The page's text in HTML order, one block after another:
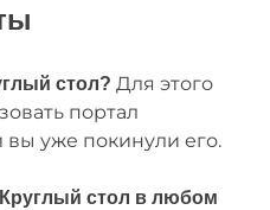
стол? Для этого
портал
уже покинули его.
стол в любом